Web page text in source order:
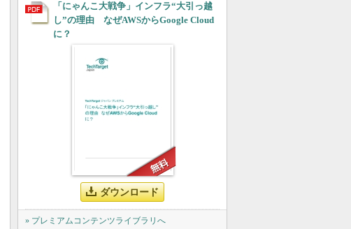
「にゃんこ大戦争」インフラ“大引っ越
し”の理由 なぜAWSからGoogle Cloud
に？
ダウンロード
» プレミアムコンテンツライブラリへ